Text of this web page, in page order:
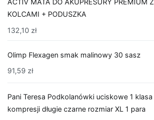
ACTIV MATA DO AKUPRESURY PREMIUM Z
KOLCAMI + PODUSZKA
132,10 zł
Olimp Flexagen smak malinowy 30 sasz
91,59 zł
Pani Teresa Podkolanówki uciskowe 1 klasa
kompresji długie czarne rozmiar XL 1 para